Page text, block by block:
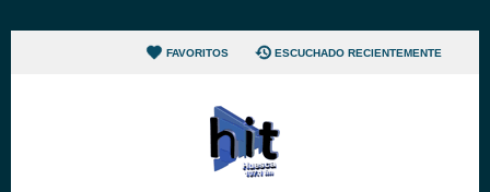
FAVORITOS ESCUCHADO RECIENTEMENTE